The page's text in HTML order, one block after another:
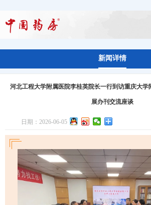
新闻详情
河北工程大学附属医院李桂英院长一行到访重庆大
展办刊交流座谈
日期：2026-06-05